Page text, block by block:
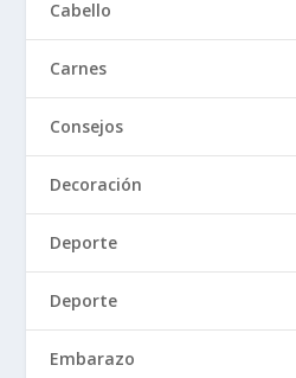
Cabello
Carnes
Consejos
Decoración
Deporte
Deporte
Embarazo